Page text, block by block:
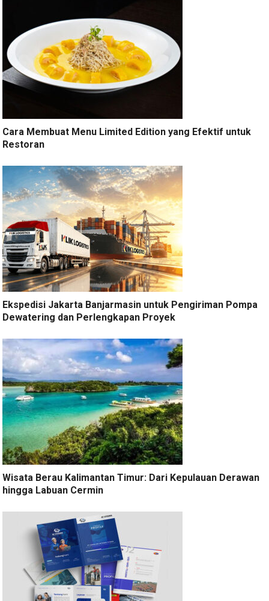
Cara Membuat Menu Limited Edition yang Efektif untuk
Restoran
Ekspedisi Jakarta Banjarmasin untuk Pengiriman Pompa
Dewatering dan Perlengkapan Proyek
Wisata Berau Kalimantan Timur: Dari Kepulauan Derawan
hingga Labuan Cermin